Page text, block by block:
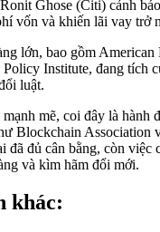
Ghose (Citi) cảnh
vốn và khiến lãi vay trở
lớn, bao gồm American
Institute, đang tích
luật.
mẽ, coi đây là hành
Blockchain Association
đã đủ cân bằng, còn việc
và kìm hãm đổi mới.
khác: